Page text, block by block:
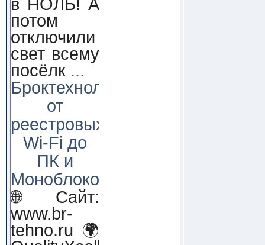
в НОЛЬ! А
потом
отключили
свет всему
посёлк ...
Броктехнолоджи:
от
реестровых
Wi-Fi до
ПК и
Моноблоков!
🌐 Сайт:
www.br-
tehno.ru 🌍